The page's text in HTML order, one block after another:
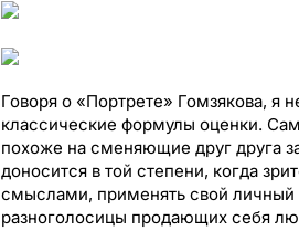
Говоря о «Портрете» Гомзякова, я
классические формулы оценки.
похоже на сменяющие друг друга
доносится в той степени, когда
смыслами, применять свой личный
разноголосицы продающих себя